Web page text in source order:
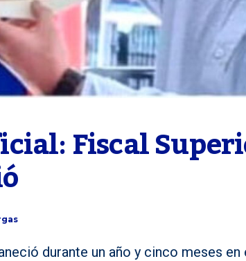
Fiscal
durante un año y cinco meses en